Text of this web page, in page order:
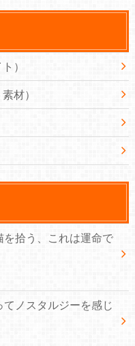
）
材）
拾う、これは運命で
ノスタルジーを感じ